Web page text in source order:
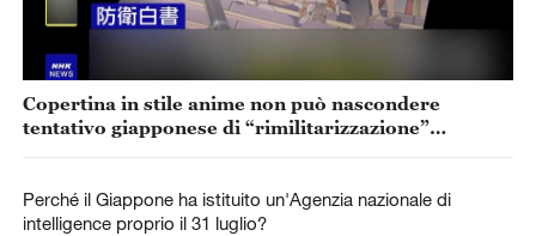
Copertina in stile anime non può nascondere
tentativo giapponese di “rimilitarizzazione”
Perché il Giappone ha istituito un'Agenzia nazionale di
intelligence proprio il 31 luglio?